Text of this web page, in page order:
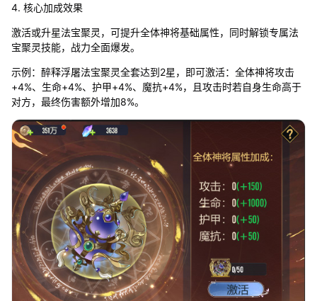
4. 核心加成效果
激活或升星法宝聚灵，可提升全体神将基础属性，同时解锁专属法
宝聚灵技能，战力全面爆发。
示例：醉释浮屠法宝聚灵全套达到2星，即可激活：全体神将攻击
+4%、生命+4%、护甲+4%、魔抗+4%，且攻击时若自身生命高于
对方，最终伤害额外增加8%。